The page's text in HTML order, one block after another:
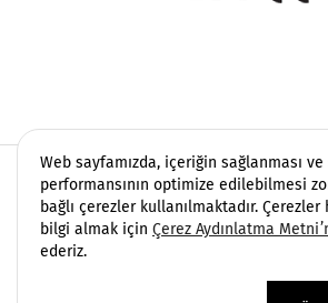
Copyright 2006 - 2026 Vatek Çevre.
Sayfamızda yer alan içerikler,
arıtma projelerinde Vatek Çevre’nin
hazırlanmıştır. Paylaşılan görseller
Web sayfamızda, içeriğin sağlanması
performansının optimize edilebilmesi
bağlı çerezler kullanılmaktadır. Çerezler
bilgi almak için Çerez Aydınlatma
ederiz.